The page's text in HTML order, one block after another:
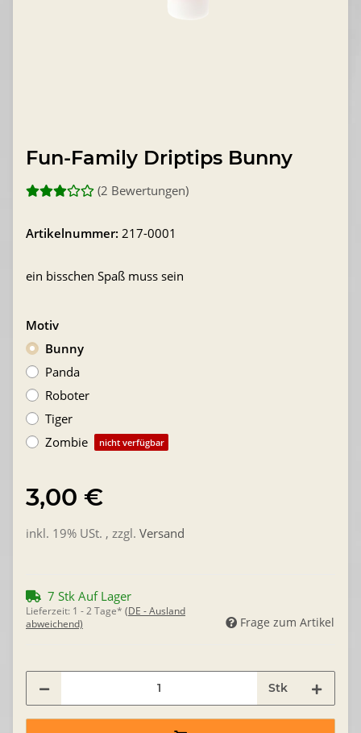
Fun-Family Driptips Bunny
(2 Bewertungen)
Artikelnummer: 217-0001
ein bisschen Spaß muss sein
Motiv
Bunny
Panda
Roboter
Tiger
Zombie
nicht verfügbar
3,00 €
inkl. 19% USt. , zzgl. Versand
7 Stk Auf Lager
Lieferzeit: 1 - 2 Tage* (DE - Ausland
abweichend)
Frage zum Artikel
Stk